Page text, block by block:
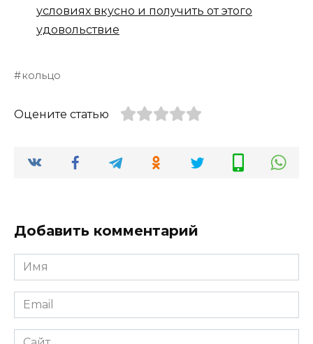
условиях вкусно и получить от этого
удовольствие
кольцо
Оцените статью
Добавить комментарий
Имя
*
Email
*
Сайт